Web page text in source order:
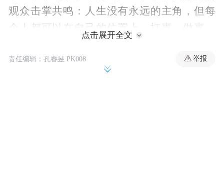
观众击掌共鸣：人生没有永远的主角，但每
个人都可以在自己的位置上，扛事、做事、
点击展开全文
责任编辑：孔睿昱 PK008 举报